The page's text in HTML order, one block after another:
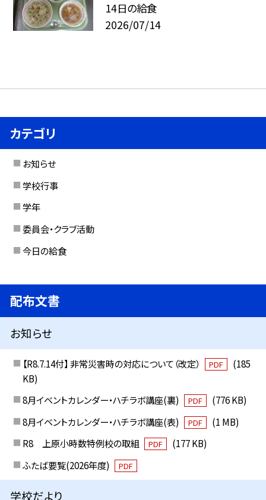
14日の給食
2026/07/14
カテゴリ
お知らせ
学校行事
学年
委員会・クラブ活動
今日の給食
配布文書
お知らせ
【R8.7.14付】 非常災害時の対応について（改定） PDF
(185
KB)
8月イベントカレンダー・ハチラボ講座(裏)
PDF
(776 KB)
8月イベントカレンダー・ハチラボ講座(表)
PDF
(1 MB)
R8 上原小時数特例校の取組
PDF
(177 KB)
ふたば要覧(2026年度)
PDF
学校だより